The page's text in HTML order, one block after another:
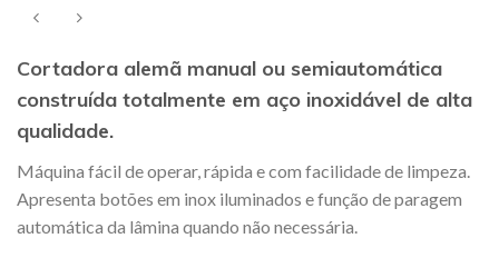
Cortadora alemã manual ou semiautomática
construída totalmente em aço inoxidável de alta
qualidade.
Máquina fácil de operar, rápida e com facilidade de limpeza.
Apresenta botões em inox iluminados e função de paragem
automática da lâmina quando não necessária.